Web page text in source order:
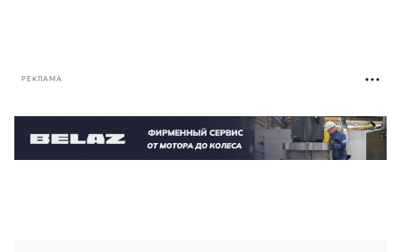
РЕКЛАМА